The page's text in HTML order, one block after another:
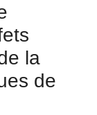
la
de